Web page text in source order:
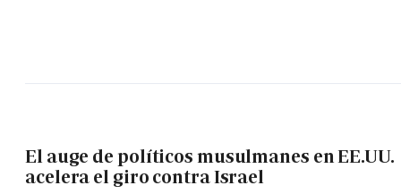
El auge de políticos musulmanes en EE.UU.
acelera el giro contra Israel